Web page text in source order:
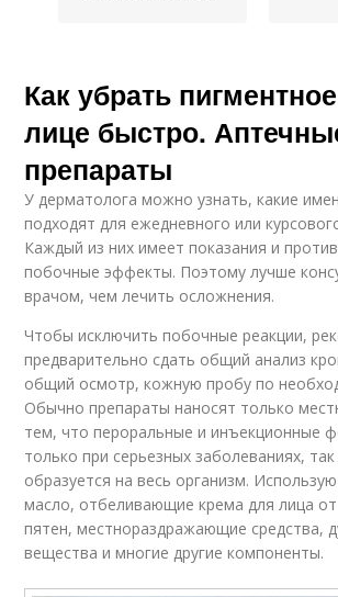
Пятна на коже
Пятна по
локализации
Пятна на теле
Пятна на шее
Как убрать
лице быстро.
препараты
У дерматолога можно узнать, какие
подходят для ежедневного или
Каждый из них имеет показания и
побочные эффекты. Поэтому лучше
врачом, чем лечить осложнения.
Чтобы исключить побочные реакции,
предварительно сдать общий анализ
общий осмотр, кожную пробу по
Обычно препараты наносят только
тем, что пероральные и инъекционные
только при серьезных заболеваниях, так
образуется на весь организм.
масло, отбеливающие крема для лица
пятен, местнораздражающие средства,
вещества и многие другие компоненты.